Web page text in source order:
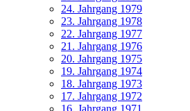
24. Jahrgang 1979
23. Jahrgang 1978
22. Jahrgang 1977
21. Jahrgang 1976
20. Jahrgang 1975
19. Jahrgang 1974
18. Jahrgang 1973
17. Jahrgang 1972
16. Jahrgang 1971